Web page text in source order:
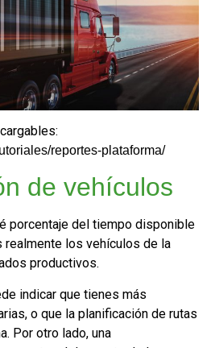
reportes-plataforma/
de vehículos
porcentaje del tiempo disponible
los vehículos de la
productivos.
indicar que tienes más
o que la planificación de rutas
Por otro lado, una